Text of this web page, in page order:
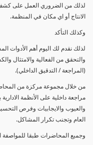
لذلك من الضروري العمل على كشف
الانتاج أو اي مكان في المنظمة.
وكذلك التأكد
لذلك نقدم لك اليوم أهم
والتحقق من الفعالية والامتثال
(المراجعة / التدقيق الداخلي).
من خلال مجموعة مركزة من
مراجعة داخلية على الأنظمة
والعيوب والايجابيات وفرص
العام وتجنب تكرار المشاكل.
وجميع المحاضرات طبقا للمواصفة